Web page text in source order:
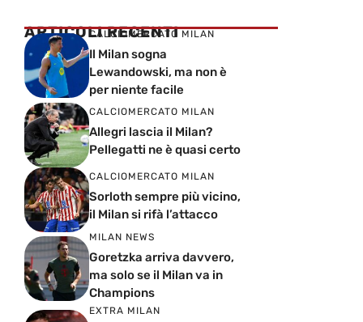
ARTICOLI RECENTI
CALCIOMERCATO MILAN
Il Milan sogna
Lewandowski, ma non è
per niente facile
CALCIOMERCATO MILAN
Allegri lascia il Milan?
Pellegatti ne è quasi certo
CALCIOMERCATO MILAN
Sorloth sempre più vicino,
il Milan si rifà l’attacco
MILAN NEWS
Goretzka arriva davvero,
ma solo se il Milan va in
Champions
EXTRA MILAN